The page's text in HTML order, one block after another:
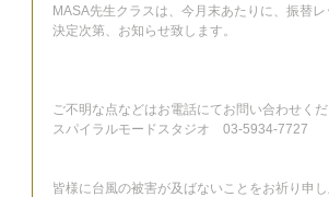
MASA先生クラスは、今月末あたりに、振替
決定次第、お知らせ致します。
ご不明な点などはお電話にてお問い合わせくだ
スパイラルモードスタジオ　03-5934-7727
皆様に台風の被害が及ばないことをお祈り申し